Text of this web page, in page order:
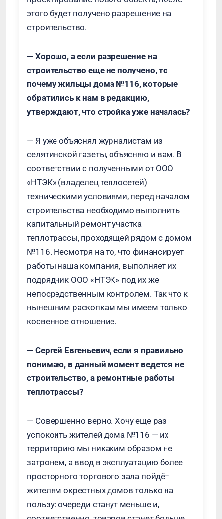
этого будет получено разрешение на
строительство.
— Хорошо, а если разрешение на
строительство еще не получено, то
почему жильцы дома №116, которые
обратились к нам в редакцию,
утверждают, что стройка уже началась?
— Я уже объяснял журналистам из
селятинской газеты, объясняю и вам. В
соответствии с полученными от ООО
«НТЭК» (владелец теплосетей)
техническими условиями, перед началом
строительства необходимо выполнить
капитальный ремонт участка
теплотрассы, проходящей рядом с домом
№116. Несмотря на то, что финансирует
работы наша компания, выполняет их
подрядчик ООО «НТЭК» под их же
непосредственным контролем. Так что к
нынешним раскопкам мы имеем только
косвенное отношение.
— Сергей Евгеньевич, если я правильно
понимаю, в данный момент ведется не
строительство, а ремонтные работы
теплотрассы?
— Совершенно верно. Хочу еще раз
успокоить жителей дома №116 — их
территорию мы никаким образом не
затронем, а ввод в эксплуатацию более
просторного торгового зала пойдёт
жителям окрестных домов только на
пользу: очереди станут меньше и,